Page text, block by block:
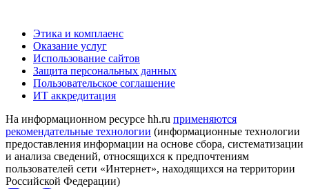
Этика и комплаенс
Оказание услуг
Использование сайтов
Защита персональных данных
Пользовательское соглашение
ИТ аккредитация
На информационном ресурсе hh.ru применяются
рекомендательные технологии (информационные технологии
предоставления информации на основе сбора, систематизации
и анализа сведений, относящихся к предпочтениям
пользователей сети «Интернет», находящихся на территории
Российской Федерации)